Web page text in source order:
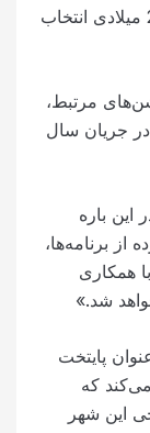
فرهنگی جهان اسلام در سال 2025 میلادی انتخاب
مرتبط،
جریان سال
باره
برنامه‌ها،
همکاری
شد.»
پایتخت
2025 تلاش می‌کند که
این شهر